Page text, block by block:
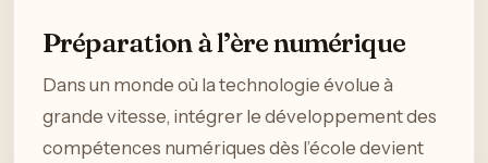
Préparation à l’ère numérique
Dans un monde où la technologie évolue à
grande vitesse, intégrer le développement des
compétences numériques dès l’école devient